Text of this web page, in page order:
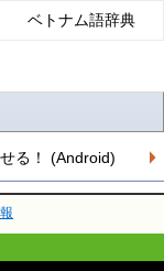
ベトナム語辞典
る！ (Android)